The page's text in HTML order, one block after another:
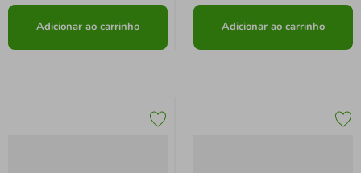
Adicionar ao carrinho Adicionar ao carrinho